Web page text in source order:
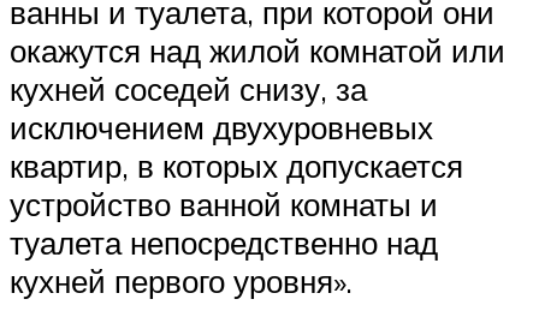
ванны и туалета, при которой они
окажутся над жилой комнатой или
кухней соседей снизу, за
исключением двухуровневых
квартир, в которых допускается
устройство ванной комнаты и
туалета непосредственно над
кухней первого уровня».